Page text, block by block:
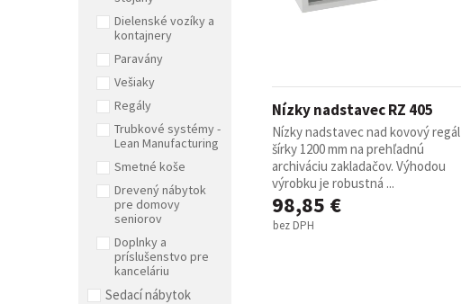
Dielenské vozíky a
kontajnery
Paravány
Vešiaky
Regály
Trubkové systémy -
Lean Manufacturing
Smetné koše
Drevený nábytok
pre domovy
seniorov
Doplnky a
príslušenstvo pre
kanceláriu
Sedací nábytok
Nízky nadstavec RZ 405
Nízky nadstavec nad kovový regál
šírky 1200 mm na prehľadnú
archiváciu zakladačov. Výhodou
výrobku je robustná ...
98,85 €
bez DPH